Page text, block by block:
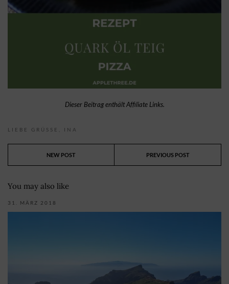
Dieser Beitrag enthält Affiliate Links.
LIEBE GRÜSSE, INA
NEW POST PREVIOUS POST
You may also like
31. MÄRZ 2018